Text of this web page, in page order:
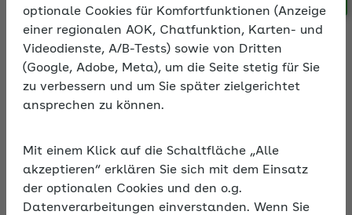
optionale Cookies für Komfortfunktionen (Anzeige
einer regionalen AOK, Chatfunktion, Karten- und
Videodienste, A/B-Tests) sowie von Dritten
(Google, Adobe, Meta), um die Seite stetig für Sie
zu verbessern und um Sie später zielgerichtet
ansprechen zu können.
Mit einem Klick auf die Schaltfläche „Alle
akzeptieren“ erklären Sie sich mit dem Einsatz
der optionalen Cookies und den o.g.
Datenverarbeitungen einverstanden. Wenn Sie
Seminarvideo: Praxistipps für die Entgeltabrechnung
Seminarvideo:
Praxistipps für die
In rund 90 Minuten erfahren Sie im Video,
welche Neuerungen Sie als Arbeitgeber bei
der Entgeltabrechnung beachten müssen.